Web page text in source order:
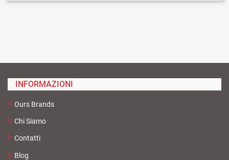
INFORMAZIONI
Ours Brands
Chi Siamo
Contatti
Blog